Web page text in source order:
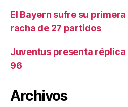
El Bayern sufre su
racha de 27 partidos
Juventus presenta réplica
96
Archivos